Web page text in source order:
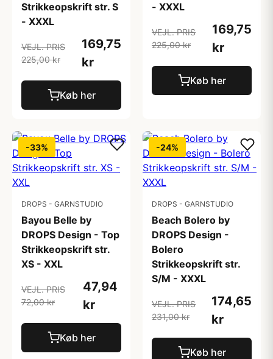
Strikkeopskrift str. S
- XXXL
VEJL. PRIS
225,00 kr
169,75
kr
Køb her
- XXXL
VEJL. PRIS
225,00 kr
169,75
kr
Køb her
-33%
DROPS - GARNSTUDIO
Bayou Belle by
DROPS Design - Top
Strikkeopskrift str.
XS - XXL
VEJL. PRIS
72,00 kr
47,94
kr
Køb her
-24%
DROPS - GARNSTUDIO
Beach Bolero by
DROPS Design -
Bolero
Strikkeopskrift str.
S/M - XXXL
VEJL. PRIS
231,00 kr
174,65
kr
Køb her